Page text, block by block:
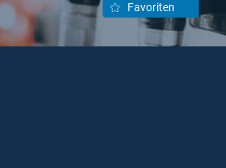
Favoriten